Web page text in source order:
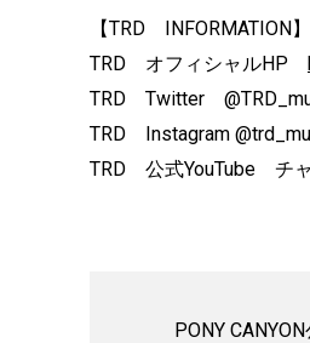
【TRD INFORMATION】
TRD オフィシャルHP
TRD Twitter
TRD Instagram
TRD 公式YouTube チ
PONY